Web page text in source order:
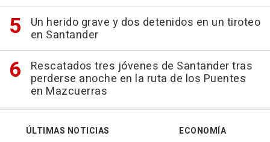
Un herido grave y dos detenidos en un tiroteo
en Santander
Rescatados tres jóvenes de Santander tras
perderse anoche en la ruta de los Puentes
en Mazcuerras
ÚLTIMAS NOTICIAS
ECONOMÍA